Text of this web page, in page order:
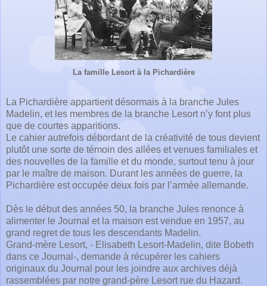
La famille Lesort à la Pichardière
La Pichardière appartient désormais à la branche Jules
Madelin, et les membres de la branche Lesort n’y font plus
que de courtes apparitions.
Le cahier autrefois débordant de la créativité de tous devient
plutôt une sorte de témoin des allées et venues familiales et
des nouvelles de la famille et du monde, surtout tenu à jour
par le maître de maison. Durant les années de guerre, la
Pichardière est occupée deux fois par l’armée allemande.
Dès le début des années 50, la branche Jules renonce à
alimenter le Journal et la maison est vendue en 1957, au
grand regret de tous les descendants Madelin.
Grand-mère Lesort, - Elisabeth Lesort-Madelin, dite Bobeth
dans ce Journal-, demande à récupérer les cahiers
originaux du Journal pour les joindre aux archives déjà
rassemblées par notre grand-père Lesort rue du Hazard.